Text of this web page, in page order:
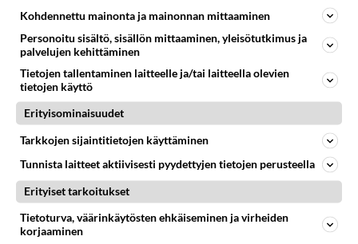
Kohdennettu mainonta ja mainonnan mittaaminen
Personoitu sisältö, sisällön mittaaminen, yleisötutkimus ja
palvelujen kehittäminen
Tietojen tallentaminen laitteelle ja/tai laitteella olevien
tietojen käyttö
Erityisominaisuudet
Tarkkojen sijaintitietojen käyttäminen
Tunnista laitteet aktiivisesti pyydettyjen tietojen perusteella
Erityiset tarkoitukset
Tietoturva, väärinkäytösten ehkäiseminen ja virheiden
korjaaminen